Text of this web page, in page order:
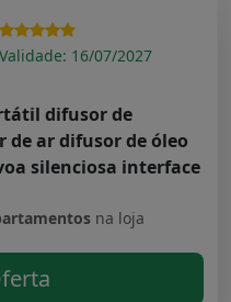
Validade: 16/07/2027
difusor de
ar difusor de óleo
silenciosa interface
na loja